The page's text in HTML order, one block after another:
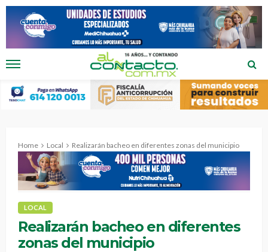
Home Local Realizarán bacheo en diferentes zonas del municipio
LOCAL
Realizarán bacheo en diferentes
zonas del municipio